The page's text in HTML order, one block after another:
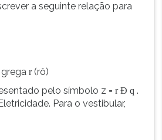
a seguinte relação para
r(rô)
pelo símbolo z = r Ð q .
Para o vestibular,